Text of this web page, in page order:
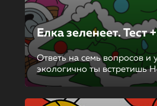
Елка зеленеет. Тест
Ответь на семь вопросов и
экологично ты встретишь